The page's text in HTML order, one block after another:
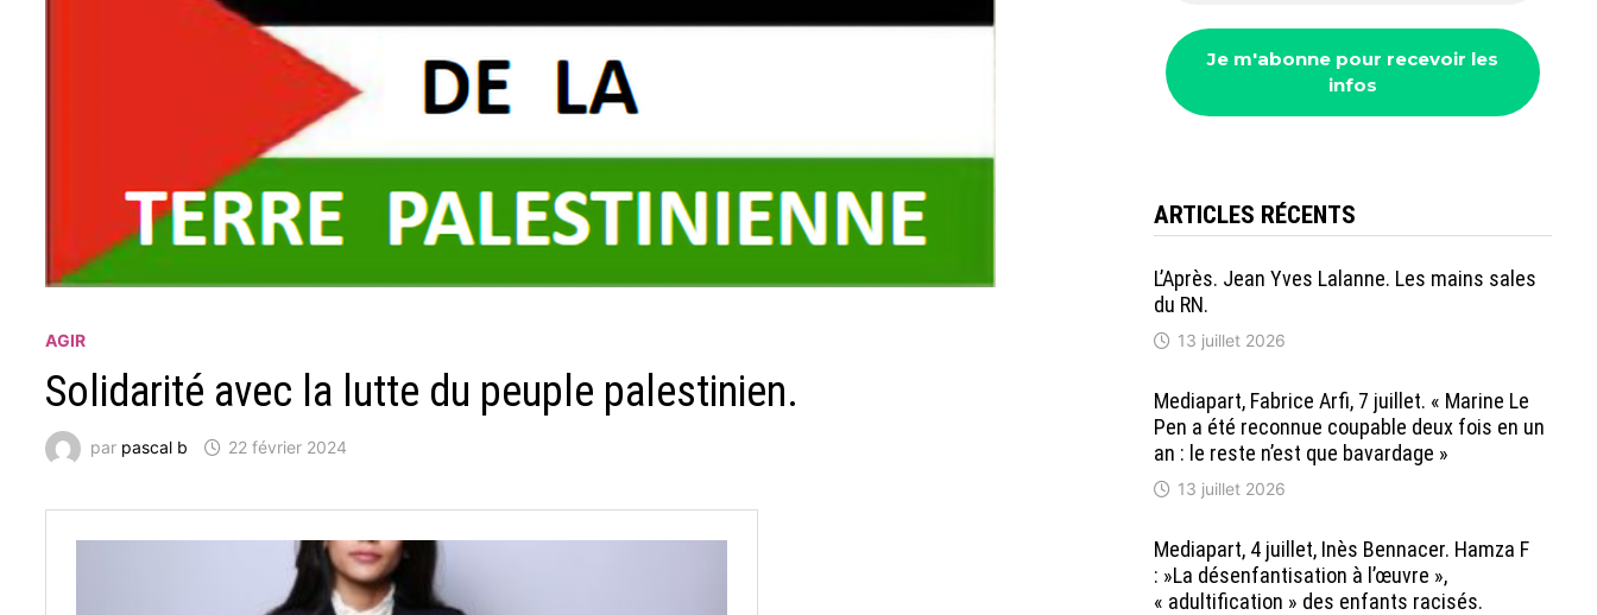
AGIR
Solidarité avec la lutte du peuple palestinien.
par pascal b 22 février 2024
ARTICLES RÉCENTS
L’Après. Jean Yves Lalanne. Les mains sales
du RN.
13 juillet 2026
Mediapart, Fabrice Arfi, 7 juillet. « Marine Le
Pen a été reconnue coupable deux fois en un
an : le reste n’est que bavardage »
13 juillet 2026
Mediapart, 4 juillet, Inès Bennacer. Hamza F
: »La désenfantisation à l’œuvre »,
« adultification » des enfants racisés.